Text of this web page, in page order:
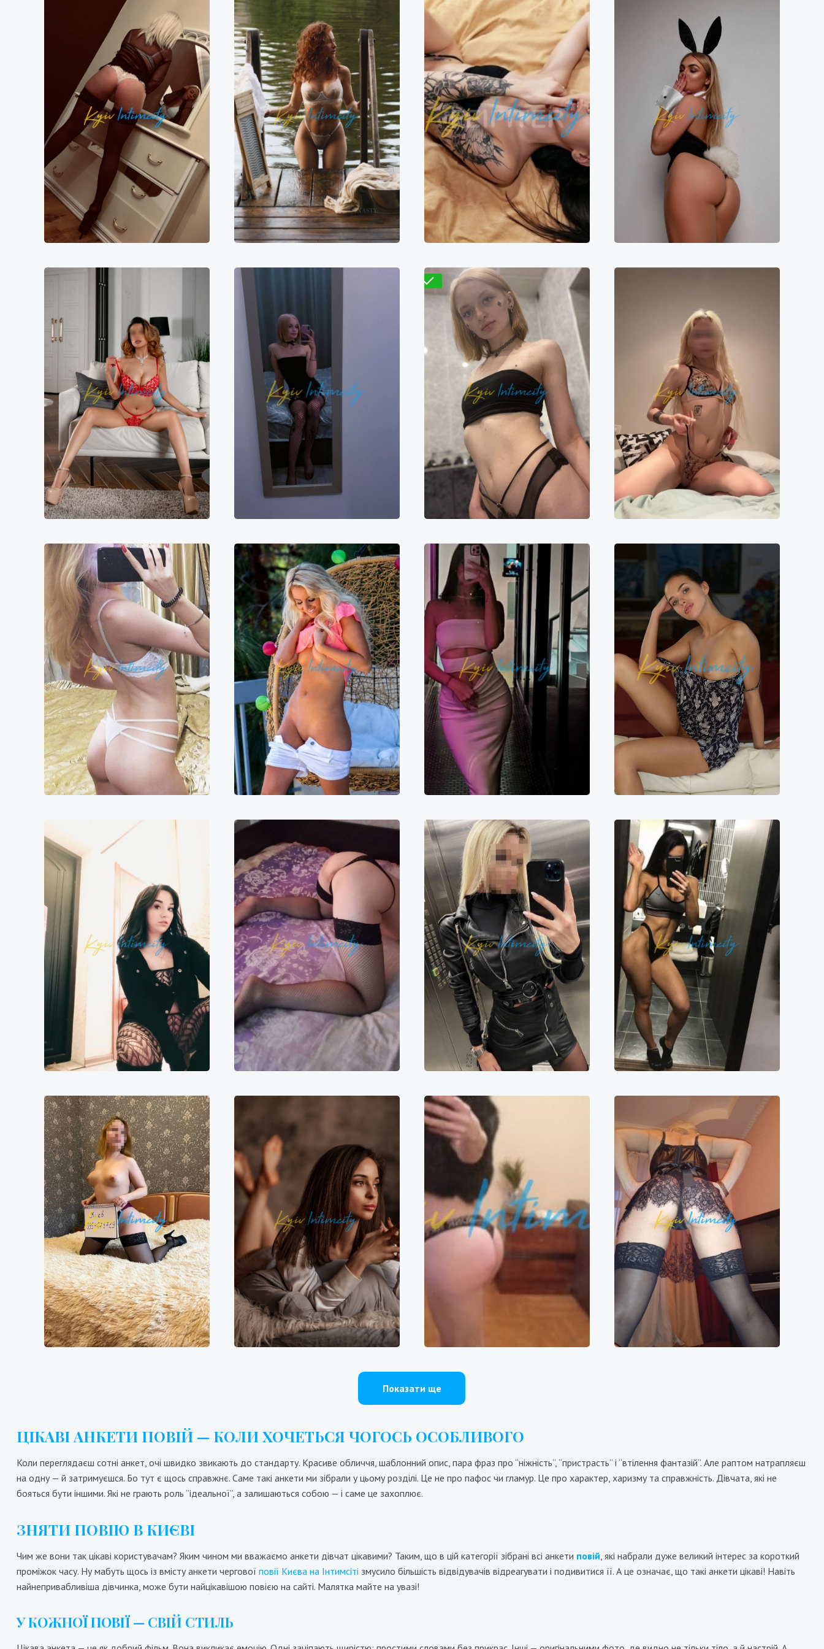
Геля
10000₴ 20000₴
50000₴
Голосіївський
Голосіївська
Марика
12000₴ 24000₴
60000₴
Голосіївський
Голосіївська
Саша
14000₴
35000₴
Голосіївський
Голосіївська
Катюша
35000₴
Оболонський
Диночка
6000₴ 12000₴
30000₴
Дарницький
Осокорки
Марина
24000₴
Печерський
Печерська
8000₴ 16000₴
40000₴
Майдан Незалежності
Стелла
12000₴ 24000₴
60000₴
Шевченківський
Зелена гілка
Адель
7000₴ 14000₴
35000₴
Шевченківський
Золоті ворота
Кристина
12000₴ 24000₴
Печерський
Печерська
Кристина
7000₴ 14000₴
Печерський
Полина
8000₴ 16000₴
40000₴
Хрещатик
Inna
12000₴
30000₴
Печерський
Печерська
Настенька
6000₴ 12000₴
30000₴
Оболонський
Мінська
Мари
6000₴ 12000₴
30000₴
Подільський
Печерська
Марина
10000₴ 20000₴
50000₴
Печерський
Печерська
Віка
11000₴ 22000₴
55000₴
Дарницький
Печерська
Катя
10000₴ 20000₴
50000₴
Оболонський
Оболонь
АлёнкаВипИнди
12000₴
30000₴
Фитоняшка
8000₴ 16000₴
40000₴
Дарницький
Печерська
7000₴ 14000₴
35000₴
Шевченківський
9000₴ 18000₴
45000₴
Шевченківський
Університет
Кристина
12000₴ 24000₴
60000₴
8000₴ 16000₴
40000₴
Показати ще
ЦІКАВІ АНКЕТИ ПОВІЙ — КОЛИ ХОЧЕТЬСЯ ЧОГОСЬ ОСОБЛИВОГО
Коли переглядаєш сотні анкет, очі швидко звикають до стандарту. Красиве обличчя, шаблонний опис, пара фраз про “ніжність”, “пристрасть” і “втілення фантазій”. Але раптом натрапляєш
на одну — й затримуєшся. Бо тут є щось справжнє. Саме такі анкети ми зібрали у цьому розділі. Це не про пафос чи гламур. Це про характер, харизму та справжність. Дівчата, які не
бояться бути іншими. Які не грають роль “ідеальної”, а залишаються собою — і саме це захоплює.
ЗНЯТИ ПОВІЮ В КИЄВІ
Чим же вони так цікаві користувачам? Яким чином ми вважаємо анкети дівчат цікавими? Таким, що в цій категорії зібрані всі анкети повій, які набрали дуже великий інтерес за короткий
проміжок часу. Ну мабуть щось із вмісту анкети чергової повії Києва на Інтимсіті змусило більшість відвідувачів відреагувати і подивитися її. А це означає, що такі анкети цікаві! Навіть
найнепривабливіша дівчинка, може бути найцікавішою повією на сайті. Малятка майте на увазі!
У КОЖНОЇ ПОВІЇ — СВІЙ СТИЛЬ